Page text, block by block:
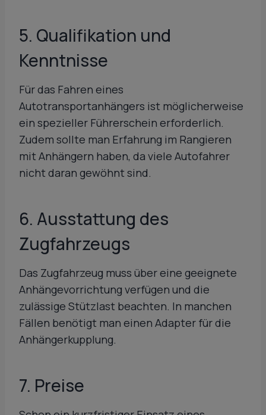
5. Qualifikation und
Kenntnisse
Für das Fahren eines
Autotransportanhängers ist möglicherweise
ein spezieller Führerschein erforderlich.
Zudem sollte man Erfahrung im Rangieren
mit Anhängern haben, da viele Autofahrer
nicht daran gewöhnt sind.
6. Ausstattung des
Zugfahrzeugs
Das Zugfahrzeug muss über eine geeignete
Anhängevorrichtung verfügen und die
zulässige Stützlast beachten. In manchen
Fällen benötigt man einen Adapter für die
Anhängerkupplung.
7. Preise